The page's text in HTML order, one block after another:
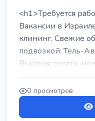
<h1>Требуется
Вакансии в
клининг. Свежие
подвозкой: Тель-
Высокая оплата,
...
0 просмотров